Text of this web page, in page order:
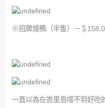
※招牌燒鴨（半隻）－＄
一直以為在峇里島嚐不到好吃